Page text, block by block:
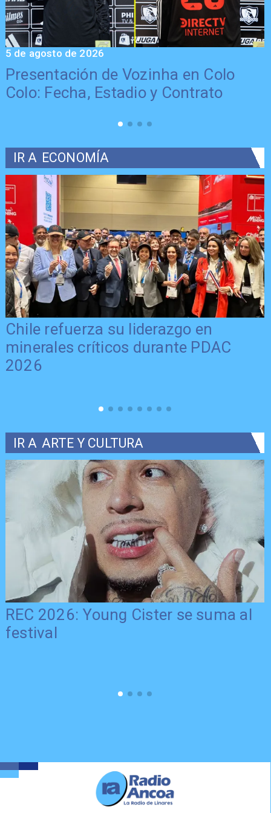
Presentación de Vozinha en Colo
Colo: Fecha, Estadio y Contrato
5 de agosto de 2026
IR A ECONOMÍA
Chile refuerza su liderazgo en
minerales críticos durante PDAC
2026
IR A ARTE Y CULTURA
REC 2026: Young Cister se suma al
festival